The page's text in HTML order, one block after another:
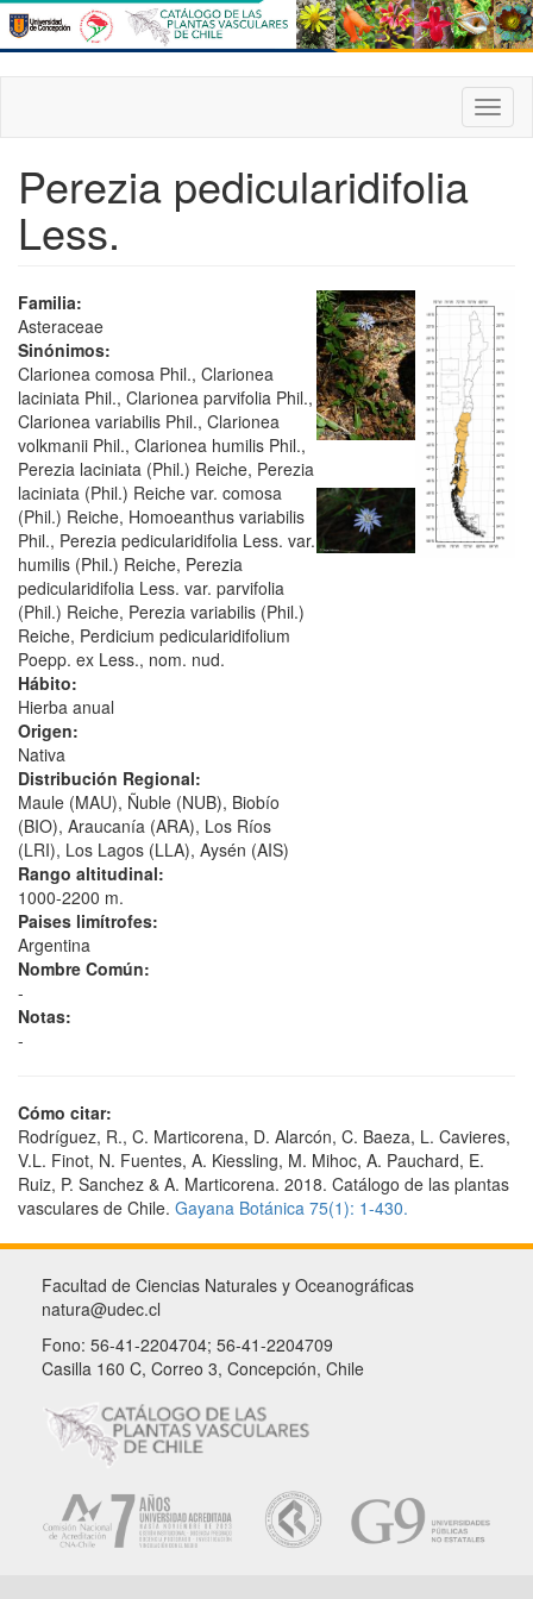
Pasar
al
contenido
principal
Perezia pedicularidifolia
Less.
Familia:
Asteraceae
Sinónimos:
Clarionea comosa Phil., Clarionea
laciniata Phil., Clarionea parvifolia Phil.,
Clarionea variabilis Phil., Clarionea
volkmanii Phil., Clarionea humilis Phil.,
Perezia laciniata (Phil.) Reiche, Perezia
laciniata (Phil.) Reiche var. comosa
(Phil.) Reiche, Homoeanthus variabilis
Phil., Perezia pedicularidifolia Less. var.
humilis (Phil.) Reiche, Perezia
pedicularidifolia Less. var. parvifolia
(Phil.) Reiche, Perezia variabilis (Phil.)
Reiche, Perdicium pedicularidifolium
Poepp. ex Less., nom. nud.
Hábito:
Hierba anual
Origen:
Nativa
Distribución Regional:
Maule (MAU), Ñuble (NUB), Biobío
(BIO), Araucanía (ARA), Los Ríos
(LRI), Los Lagos (LLA), Aysén (AIS)
Rango altitudinal:
1000-2200 m.
Paises limítrofes:
Argentina
Nombre Común:
-
Notas:
-
Cómo citar:
Rodríguez, R., C. Marticorena, D. Alarcón, C. Baeza, L. Cavieres,
V.L. Finot, N. Fuentes, A. Kiessling, M. Mihoc, A. Pauchard, E.
Ruiz, P. Sanchez & A. Marticorena. 2018. Catálogo de las plantas
vasculares de Chile. Gayana Botánica 75(1): 1-430.
Facultad de Ciencias Naturales y Oceanográficas
natura@udec.cl
Fono: 56-41-2204704; 56-41-2204709
Casilla 160 C, Correo 3, Concepción, Chile